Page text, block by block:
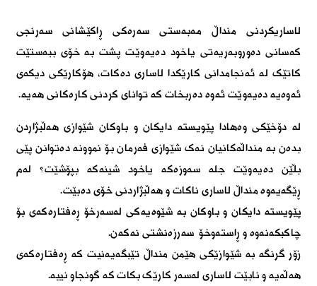
لاساریکردنی منداڵ مەبەستی سەرەکی ڕاکێشانی سەرنجی
کەسانی دەوروبەریەتی یاخود دەیەوێت پشت بە خۆی ببەستێت
کاتێک لە ئەنجامدانی کارێکدا لاساری دەکات، هۆکارێکی دیکەی
ئەوەیە دەیەوێت ئەوە دەربخات کە توانای کردنی کارەکانی هەیە.
لە دۆخێکی وەهادا پێویستە دایکان و باوکان شێوازی هەڵبژاردن
بدەن بە منداڵەکانیان نەک شێوازی فەرمان بۆ نموونە دەتوانن پێی
بڵێن دەیەوێت جلە سەوزەکە یاخود شینەکە بپۆشێت؟ لەم
ڕێگەیەوە منداڵ لاساری ناکات و هەڵبژاردنی خۆی دەبێت.
پێویستە دایکان و باوکان بە شێوەیەکی لەسەرخۆ ڕەفتارەکەی بۆ
چاکبکەنەوە و ڕاستەوخۆ سەرزەنشتی نەکەن.
زۆر گرنگە بە شێوازێکی هێمن منداڵ تێبگەیەنیت کە ڕەفتارەکەی
هەڵەیە و نابێت لاساری لەسەر کارێک بکات کە گونجاو نییە.